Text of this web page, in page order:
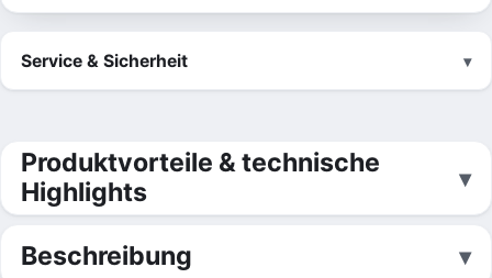
Service & Sicherheit
Produktvorteile & technische
Highlights
Beschreibung